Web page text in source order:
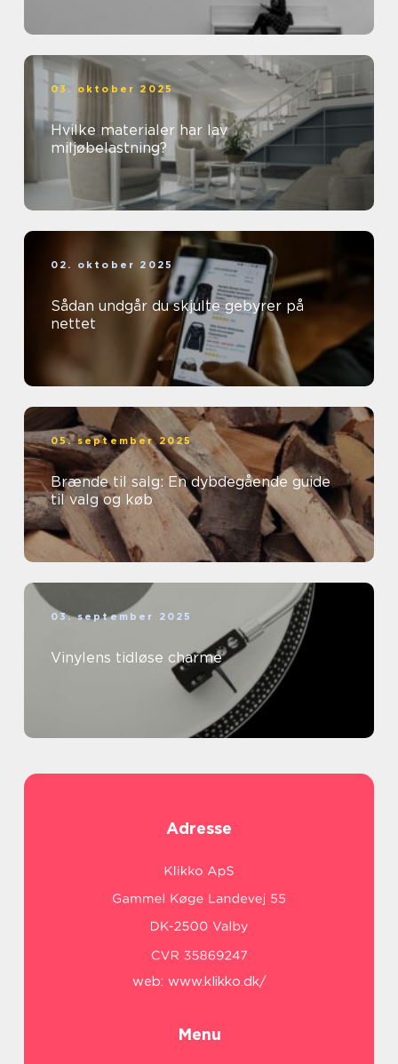
03. oktober 2025
Hvilke materialer har lav
miljøbelastning?
02. oktober 2025
Sådan undgår du skjulte gebyrer på
nettet
05. september 2025
Brænde til salg: En dybdegående guide
til valg og køb
03. september 2025
Vinylens tidløse charme
Adresse
web: www.klikko.dk/
Menu